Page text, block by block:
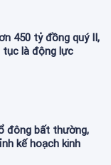
450 tỷ đồng quý II,
tục là động lực
đông bất thường,
kế hoạch kinh